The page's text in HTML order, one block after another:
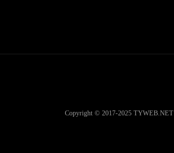
Copyright © 2017-2025 TYWEB.NET